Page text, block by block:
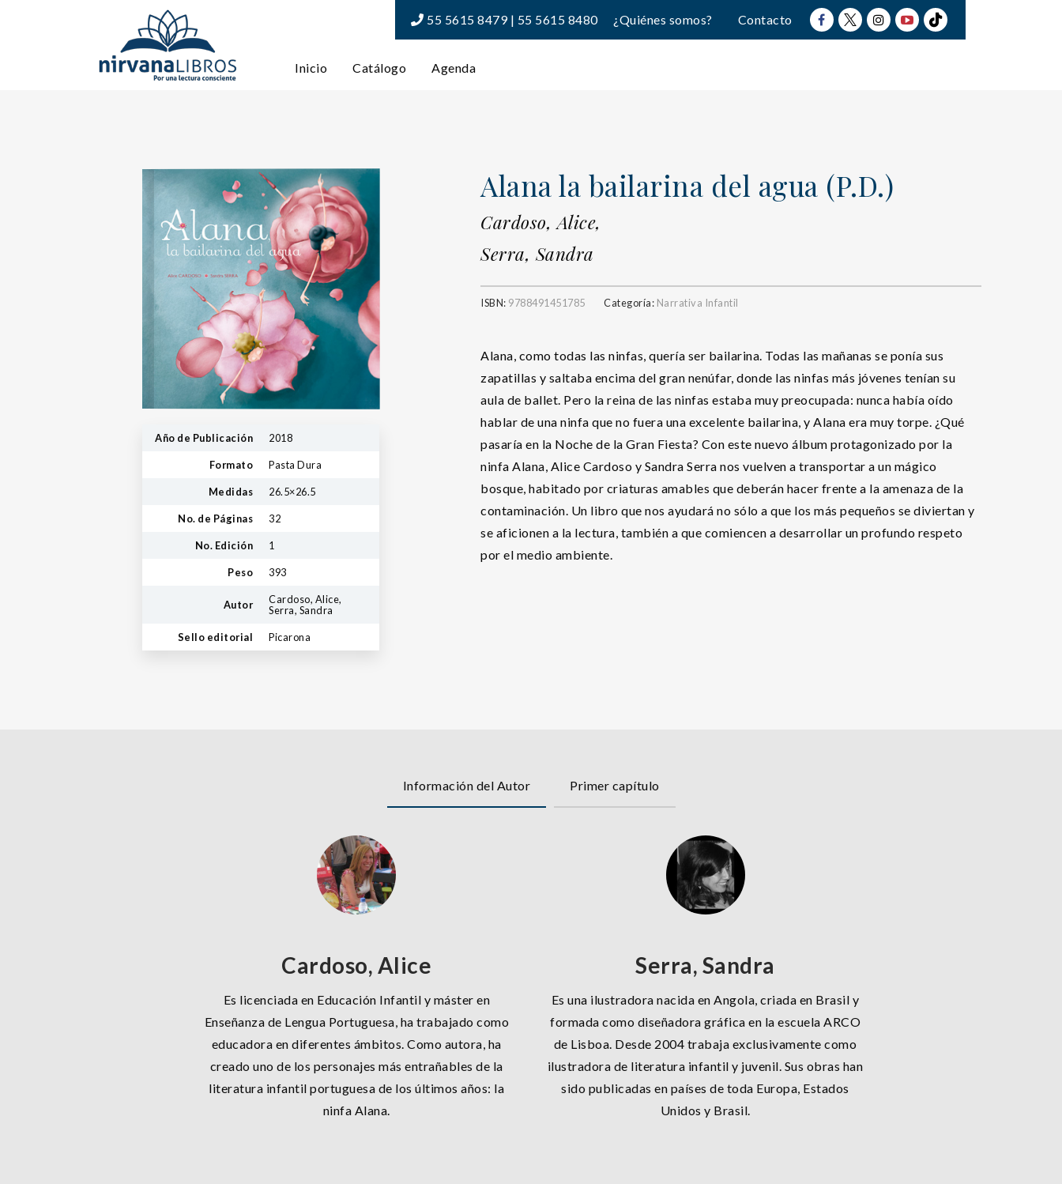
55 5615 8479 | 55 5615 8480 ¿Quiénes somos? Contacto
Inicio Catálogo Agenda
Año de Publicación 2018
Formato Pasta Dura
Medidas 26.5×26.5
No. de Páginas 32
No. Edición 1
Peso 393
Autor
Cardoso, Alice,
Serra, Sandra
Sello editorial Picarona
Alana la bailarina del agua (P.D.)
Cardoso, Alice,
Serra, Sandra
ISBN: 9788491451785 Categoría: Narrativa Infantil
Alana, como todas las ninfas, quería ser bailarina. Todas las mañanas se ponía sus
zapatillas y saltaba encima del gran nenúfar, donde las ninfas más jóvenes tenían su
aula de ballet. Pero la reina de las ninfas estaba muy preocupada: nunca había oído
hablar de una ninfa que no fuera una excelente bailarina, y Alana era muy torpe. ¿Qué
pasaría en la Noche de la Gran Fiesta? Con este nuevo álbum protagonizado por la
ninfa Alana, Alice Cardoso y Sandra Serra nos vuelven a transportar a un mágico
bosque, habitado por criaturas amables que deberán hacer frente a la amenaza de la
contaminación. Un libro que nos ayudará no sólo a que los más pequeños se diviertan y
se aficionen a la lectura, también a que comiencen a desarrollar un profundo respeto
por el medio ambiente.
Información del Autor Primer capítulo
Cardoso, Alice
Es licenciada en Educación Infantil y máster en
Enseñanza de Lengua Portuguesa, ha trabajado como
educadora en diferentes ámbitos. Como autora, ha
creado uno de los personajes más entrañables de la
literatura infantil portuguesa de los últimos años: la
ninfa Alana.
Serra, Sandra
Es una ilustradora nacida en Angola, criada en Brasil y
formada como diseñadora gráfica en la escuela ARCO
de Lisboa. Desde 2004 trabaja exclusivamente como
ilustradora de literatura infantil y juvenil. Sus obras han
sido publicadas en países de toda Europa, Estados
Unidos y Brasil.